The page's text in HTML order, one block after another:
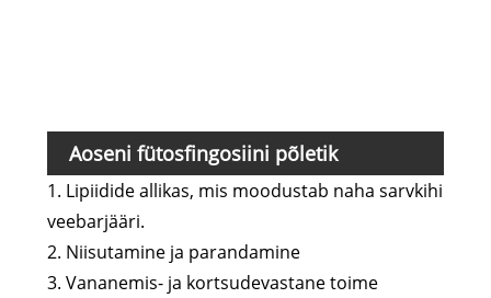
Aoseni fütosfingosiini põletik
1. Lipiidide allikas, mis moodustab naha sarvkihi
veebarjääri.
2. Niisutamine ja parandamine
3. Vananemis- ja kortsudevastane toime